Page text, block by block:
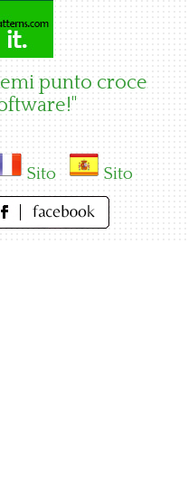
punto croce
Sito Sito